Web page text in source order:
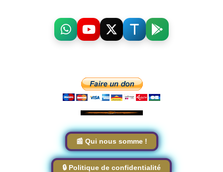
📰 Qui nous somme !
🔒 Politique de confidentialité